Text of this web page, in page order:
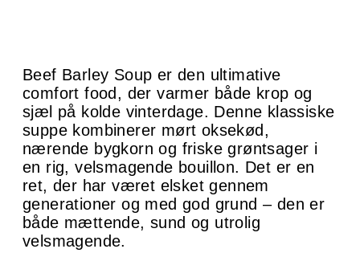
Beef Barley Soup er den ultimative
comfort food, der varmer både krop og
sjæl på kolde vinterdage. Denne klassiske
suppe kombinerer mørt oksekød,
nærende bygkorn og friske grøntsager i
en rig, velsmagende bouillon. Det er en
ret, der har været elsket gennem
generationer og med god grund – den er
både mættende, sund og utrolig
velsmagende.